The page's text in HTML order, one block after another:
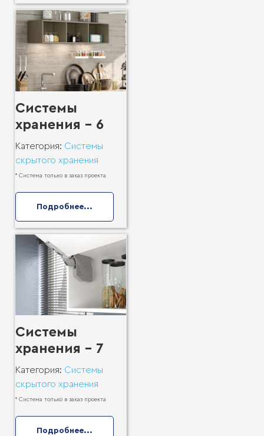
Системы
хранения - 6
Категория: Системы
скрытого хранения
* Система только в заказ проекта
Подробнее...
Системы
хранения - 7
Категория: Системы
скрытого хранения
* Система только в заказ проекта
Подробнее...